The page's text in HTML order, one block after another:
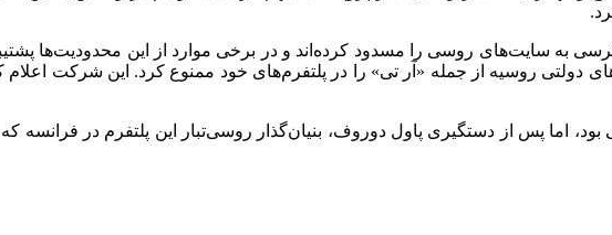
به سایت‌های روسی را مسدود کرده‌اند و در برخی موارد از این محدودیت‌ها
روسیه از جمله «آر تی» را در پلتفرم‌های خود ممنوع کرد. این شرکت
اما پس از دستگیری پاول دوروف، بنیان‌گذار روسی‌تبار این پلتفرم در فرانسه که